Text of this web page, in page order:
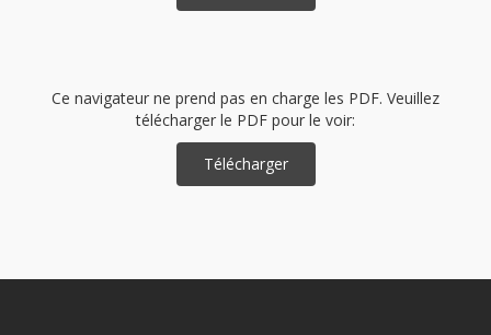
Ce navigateur ne prend pas en charge les PDF. Veuillez
télécharger le PDF pour le voir:
Télécharger